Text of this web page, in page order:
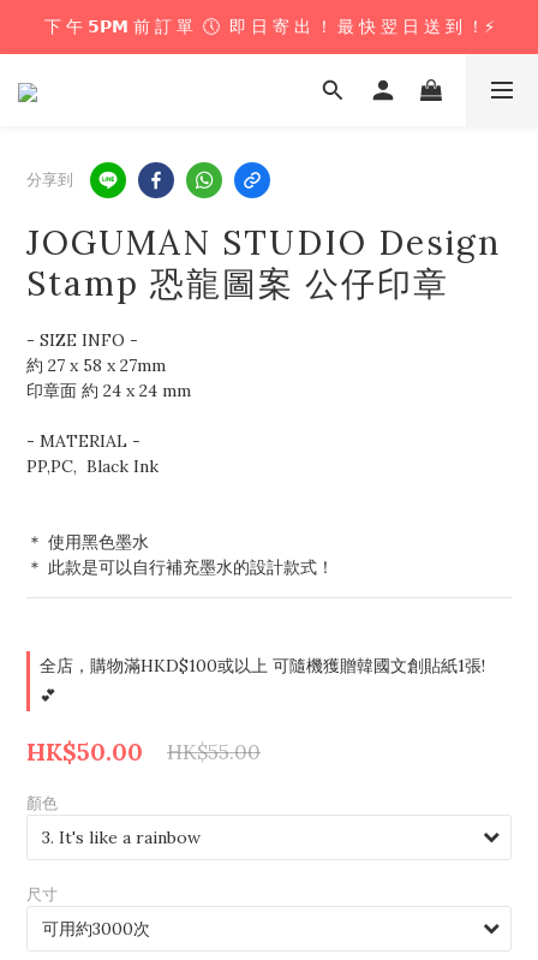
下 午 𝟱𝗣𝗠 前 訂 單  🕔  即 日 寄 出 ！ 最 快 翌 日 送 到 ！⚡️
下 午 𝟱𝗣𝗠 前 訂 單  🕔  即 日 寄 出 ！ 最 快 翌 日 送 到 ！⚡️
📦 購 物 滿 $𝟲𝟬𝟬 即 享 免 運 優 惠 ！ (公仔花束商品除外) 📦
下 午 𝟱𝗣𝗠 前 訂 單  🕔  即 日 寄 出 ！ 最 快 翌 日 送 到 ！⚡️
分享到
JOGUMAN STUDIO Design
Stamp 恐龍圖案 公仔印章
- SIZE INFO -
約 27 x 58 x 27mm
印章面 約 24 x 24 mm
- MATERIAL -
PP,PC,  Black Ink
＊ 使用黑色墨水
＊ 此款是可以自行補充墨水的設計款式！
全店，購物滿HKD$100或以上 可隨機獲贈韓國文創貼紙1張!
💕
HK$50.00 HK$55.00
顏色
尺寸